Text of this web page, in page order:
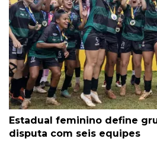
Estadual feminino define
disputa com seis equipes